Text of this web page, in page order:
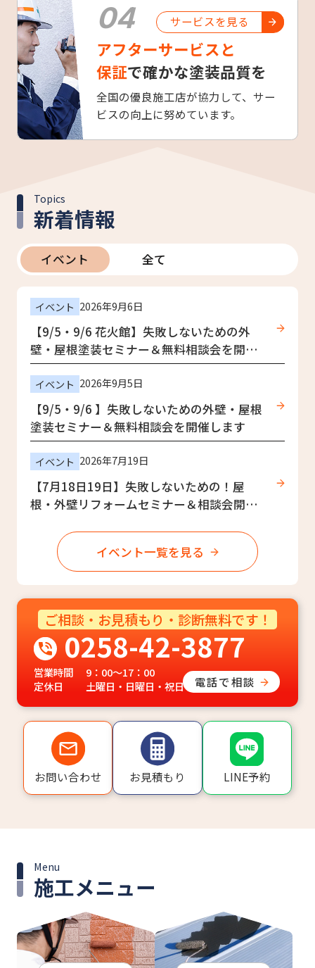
04
アフターサービスと
保証で確かな塗装品質を
全国の優良施工店が協力して、サー
ビスの向上に努めています。
サービスを見る
新着情報
Topics
イベント 全て
イベント 2026年9月6日
【9/5・9/6 花火館】失敗しないための外
壁・屋根塗装セミナー＆無料相談会を開催
します
イベント 2026年9月5日
【9/5・9/6 】失敗しないための外壁・屋根
塗装セミナー＆無料相談会を開催します
イベント 2026年7月19日
【7月18日19日】失敗しないための！屋
根・外壁リフォームセミナー＆相談会開
イベント一覧を見る
ご相談・お見積もり・診断無料です！
0258-42-3877
営業時間
9：00～17：00
定休日
土曜日・日曜日・祝日 電話で相談
お問い合わせ お見積もり LINE予約
施工メニュー
Menu